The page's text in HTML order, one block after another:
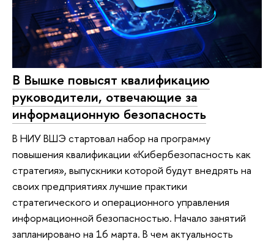
В Вышке повысят квалификацию
руководители, отвечающие за
информационную безопасность
В НИУ ВШЭ стартовал набор на программу
повышения квалификации «Кибербезопасность как
стратегия», выпускники которой будут внедрять на
своих предприятиях лучшие практики
стратегического и операционного управления
информационной безопасностью. Начало занятий
запланировано на 16 марта. В чем актуальность